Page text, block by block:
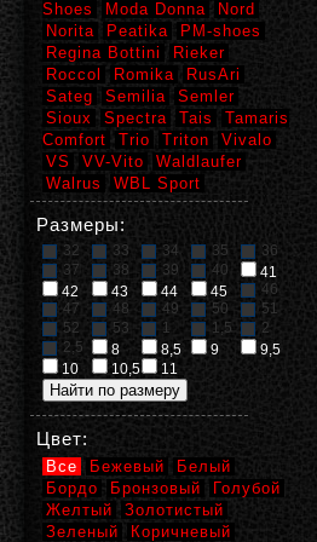
Shoes
Moda Donna
Nord
Norita
Peatika
PM-shoes
Regina Bottini
Rieker
Roccol
Romika
RusAri
Sateg
Semilia
Semler
Sioux
Spectra Tais
Tamaris
Comfort
Trio Triton
Vivalo
VS
VV-Vito
Waldlaufer
Walrus
WBL Sport
Размеры:
32 33 34 35
36
37
38 39 40
41
42
43 44 45
46
47
48 49 50
51
52
53 1 1,5
2
2,5
8 8,5 9
9,5
10
10,5 11
Цвет:
Все Бежевый
Белый
Бордо
Бронзовый
Голубой
Желтый
Золотистый
Зеленый
Коричневый